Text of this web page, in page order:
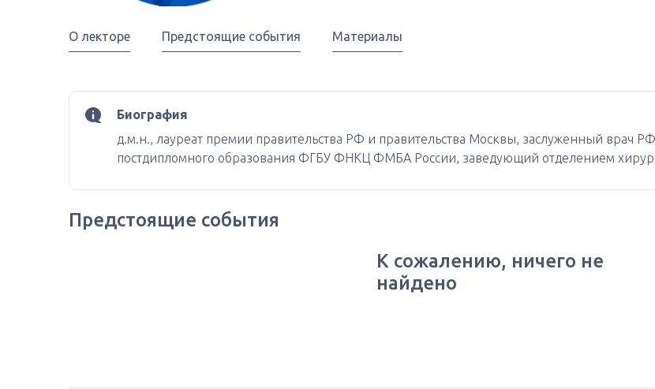
О лекторе Предстоящие события Материалы
Биография
д.м.н., лауреат премии правительства РФ и правительства Москвы, заслуженный врач
постдипломного образования ФГБУ ФНКЦ ФМБА России, заведующий отделением
Предстоящие события
К сожалению, ничего не
найдено